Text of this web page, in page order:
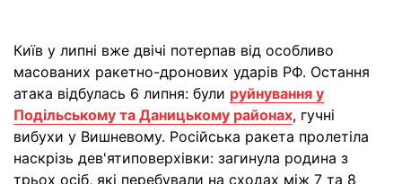
Київ у липні вже двічі потерпав від особливо
масованих ракетно-дронових ударів РФ. Остання
атака відбулась 6 липня: були руйнування у
Подільському та Даницькому районах, гучні
вибухи у Вишневому. Російська ракета пролетіла
наскрізь дев'ятиповерхівки: загинула родина з
трьох осіб, які перебували на сходах між 7 та 8